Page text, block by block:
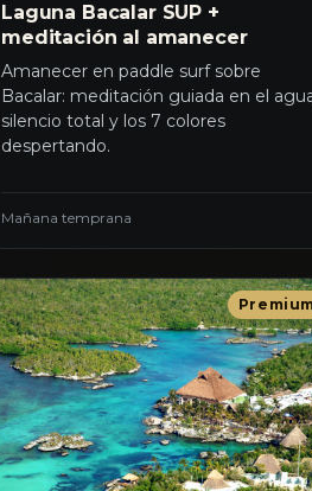
Laguna Bacalar SUP +
meditación al amanecer
Amanecer en paddle surf sobre
Bacalar: meditación guiada en el
silencio total y los 7 colores
despertando.
Mañana temprana
Premium